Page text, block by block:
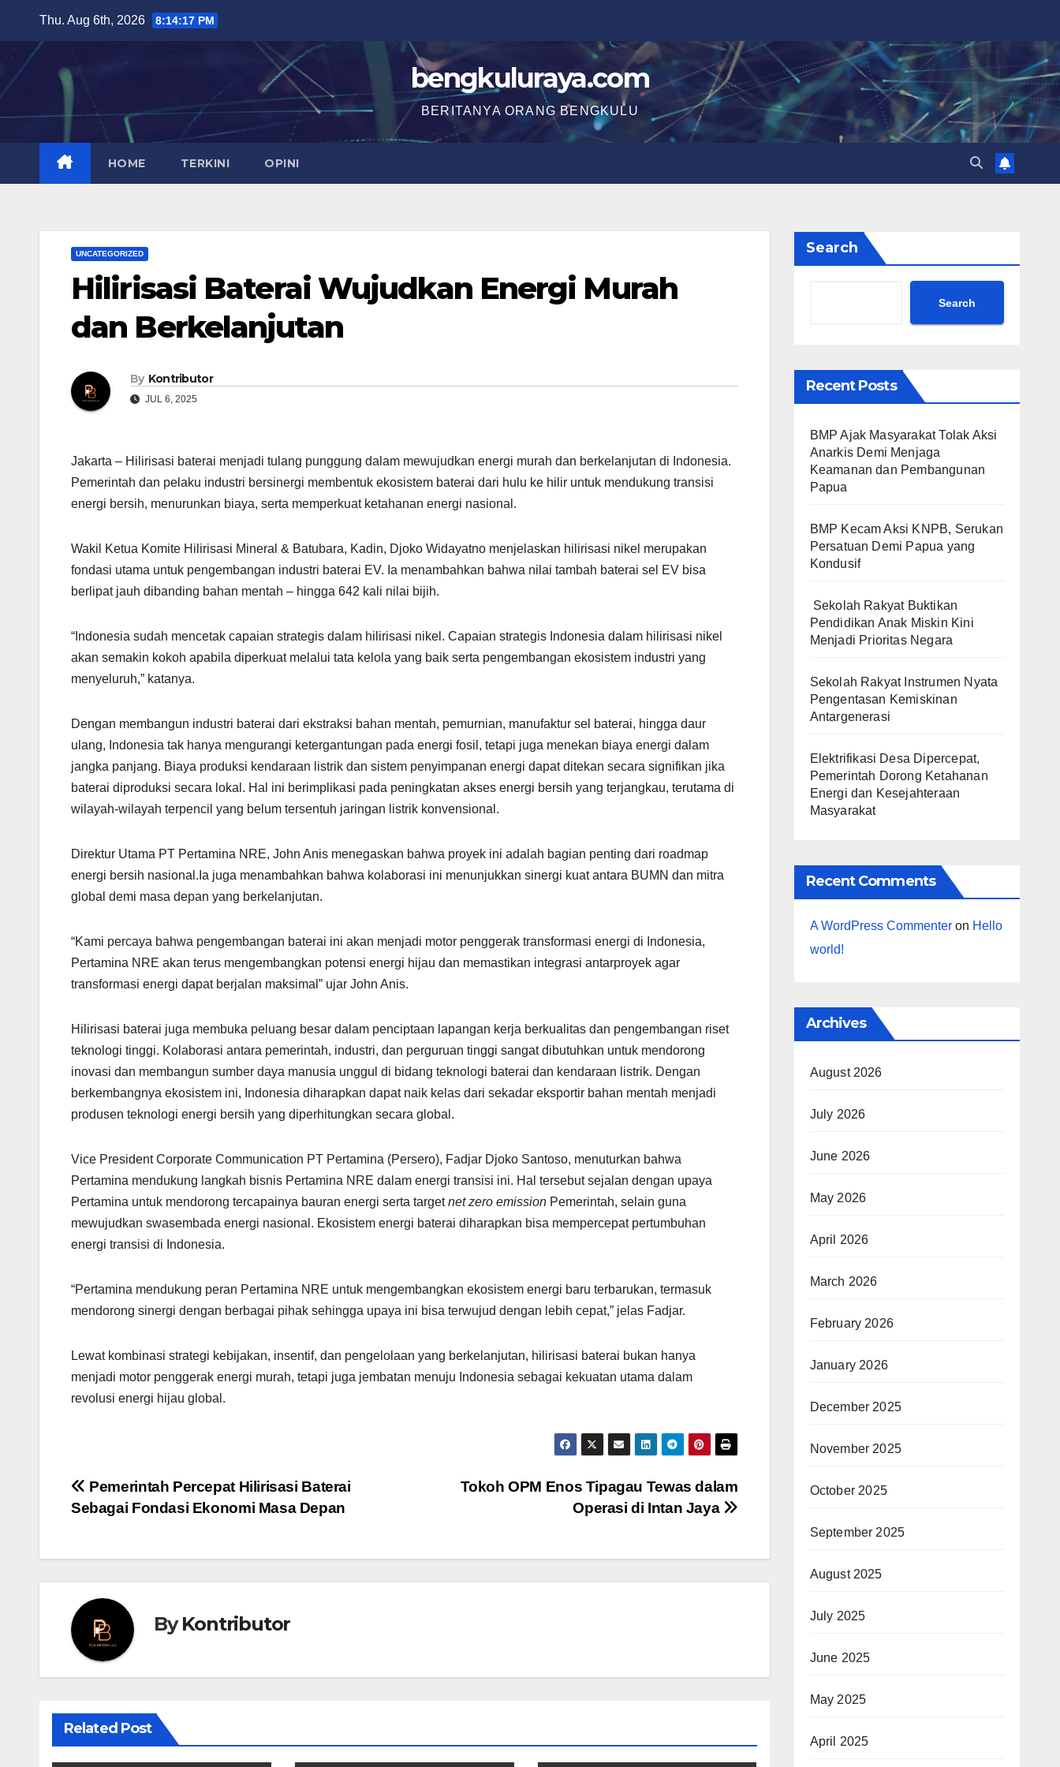
content
Thu. Aug 6th, 2026 8:14:18 PM
bengkuluraya.com
BERITANYA ORANG BENGKULU
HOME TERKINI OPINI
UNCATEGORIZED
Hilirisasi Baterai Wujudkan Energi Murah
dan Berkelanjutan
By Kontributor
JUL 6, 2025
Jakarta – Hilirisasi baterai menjadi tulang punggung dalam mewujudkan energi murah dan berkelanjutan di Indonesia.
Pemerintah dan pelaku industri bersinergi membentuk ekosistem baterai dari hulu ke hilir untuk mendukung transisi
energi bersih, menurunkan biaya, serta memperkuat ketahanan energi nasional.
Wakil Ketua Komite Hilirisasi Mineral & Batubara, Kadin, Djoko Widayatno menjelaskan hilirisasi nikel merupakan
fondasi utama untuk pengembangan industri baterai EV. Ia menambahkan bahwa nilai tambah baterai sel EV bisa
berlipat jauh dibanding bahan mentah – hingga 642 kali nilai bijih.
“Indonesia sudah mencetak capaian strategis dalam hilirisasi nikel. Capaian strategis Indonesia dalam hilirisasi nikel
akan semakin kokoh apabila diperkuat melalui tata kelola yang baik serta pengembangan ekosistem industri yang
menyeluruh,” katanya.
Dengan membangun industri baterai dari ekstraksi bahan mentah, pemurnian, manufaktur sel baterai, hingga daur
ulang, Indonesia tak hanya mengurangi ketergantungan pada energi fosil, tetapi juga menekan biaya energi dalam
jangka panjang. Biaya produksi kendaraan listrik dan sistem penyimpanan energi dapat ditekan secara signifikan jika
baterai diproduksi secara lokal. Hal ini berimplikasi pada peningkatan akses energi bersih yang terjangkau, terutama di
wilayah-wilayah terpencil yang belum tersentuh jaringan listrik konvensional.
Direktur Utama PT Pertamina NRE, John Anis menegaskan bahwa proyek ini adalah bagian penting dari roadmap
energi bersih nasional.Ia juga menambahkan bahwa kolaborasi ini menunjukkan sinergi kuat antara BUMN dan mitra
global demi masa depan yang berkelanjutan.
“Kami percaya bahwa pengembangan baterai ini akan menjadi motor penggerak transformasi energi di Indonesia,
Pertamina NRE akan terus mengembangkan potensi energi hijau dan memastikan integrasi antarproyek agar
transformasi energi dapat berjalan maksimal” ujar John Anis.
Hilirisasi baterai juga membuka peluang besar dalam penciptaan lapangan kerja berkualitas dan pengembangan riset
teknologi tinggi. Kolaborasi antara pemerintah, industri, dan perguruan tinggi sangat dibutuhkan untuk mendorong
inovasi dan membangun sumber daya manusia unggul di bidang teknologi baterai dan kendaraan listrik. Dengan
berkembangnya ekosistem ini, Indonesia diharapkan dapat naik kelas dari sekadar eksportir bahan mentah menjadi
produsen teknologi energi bersih yang diperhitungkan secara global.
Vice President Corporate Communication PT Pertamina (Persero), Fadjar Djoko Santoso, menuturkan bahwa
Pertamina mendukung langkah bisnis Pertamina NRE dalam energi transisi ini. Hal tersebut sejalan dengan upaya
Pertamina untuk mendorong tercapainya bauran energi serta targetnet zero emission Pemerintah, selain guna
mewujudkan swasembada energi nasional. Ekosistem energi baterai diharapkan bisa mempercepat pertumbuhan
energi transisi di Indonesia.
“Pertamina mendukung peran Pertamina NRE untuk mengembangkan ekosistem energi baru terbarukan, termasuk
mendorong sinergi dengan berbagai pihak sehingga upaya ini bisa terwujud dengan lebih cepat,” jelas Fadjar.
Lewat kombinasi strategi kebijakan, insentif, dan pengelolaan yang berkelanjutan, hilirisasi baterai bukan hanya
menjadi motor penggerak energi murah, tetapi juga jembatan menuju Indonesia sebagai kekuatan utama dalam
revolusi energi hijau global.
Post
navigation
Tokoh OPM Enos Tipagau Tewas dalam
Operasi di Intan Jaya
Pemerintah Percepat Hilirisasi Baterai
Sebagai Fondasi Ekonomi Masa Depan
ByKontributor
Related Post
Search
Search
Recent Posts
BMP Ajak Masyarakat Tolak Aksi
Anarkis Demi Menjaga
Keamanan dan Pembangunan
Papua
BMP Kecam Aksi KNPB, Serukan
Persatuan Demi Papua yang
Kondusif
Sekolah Rakyat Buktikan
Pendidikan Anak Miskin Kini
Menjadi Prioritas Negara
Sekolah Rakyat Instrumen Nyata
Pengentasan Kemiskinan
Antargenerasi
Elektrifikasi Desa Dipercepat,
Pemerintah Dorong Ketahanan
Energi dan Kesejahteraan
Masyarakat
Recent Comments
A WordPress Commenteron Hello
world!
Archives
August 2026
July 2026
June 2026
May 2026
April 2026
March 2026
February 2026
January 2026
December 2025
November 2025
October 2025
September 2025
August 2025
July 2025
June 2025
May 2025
April 2025